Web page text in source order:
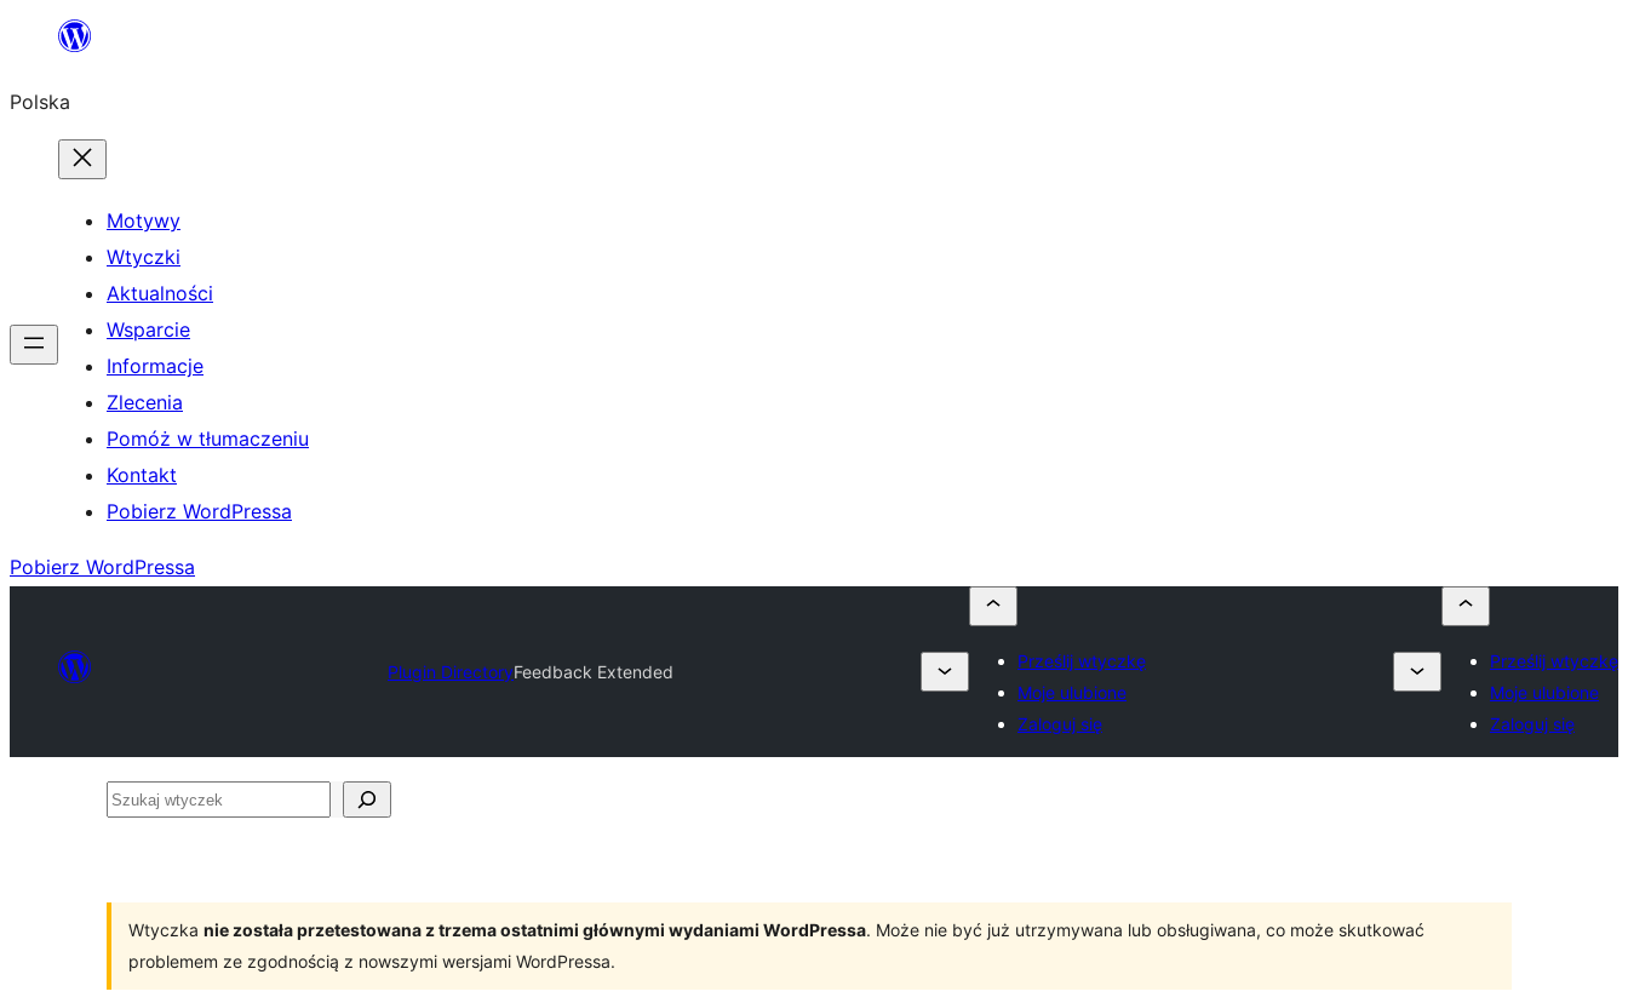
Przejdź
treści
Polska
Motywy
Wtyczki
Aktualności
Wsparcie
Informacje
Zlecenia
Pomóż w tłumaczeniu
Kontakt
Pobierz WordPressa
Pobierz WordPressa
Plugin DirectoryFeedback Extended
Prześlij wtyczkę
Moje ulubione
Zaloguj się
Prześlij wtyczkę
Moje ulubione
Zaloguj się
Szukaj
Wtyczka nie została przetestowana z trzema ostatnimi głównymi wydaniami WordPressa. Może nie być już utrzymywana lub obsługiwana, co może skutkować
problemem ze zgodnością z nowszymi wersjami WordPressa.